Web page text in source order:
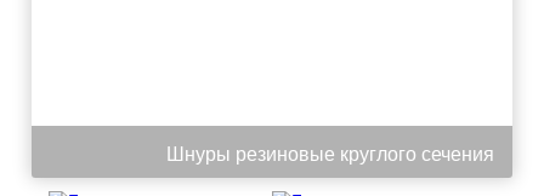
Шнуры резиновые круглого сечения